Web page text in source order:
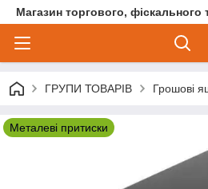
Магазин торгового,
ГРУПИ ТОВАРІВ Грошові
Металеві притиски